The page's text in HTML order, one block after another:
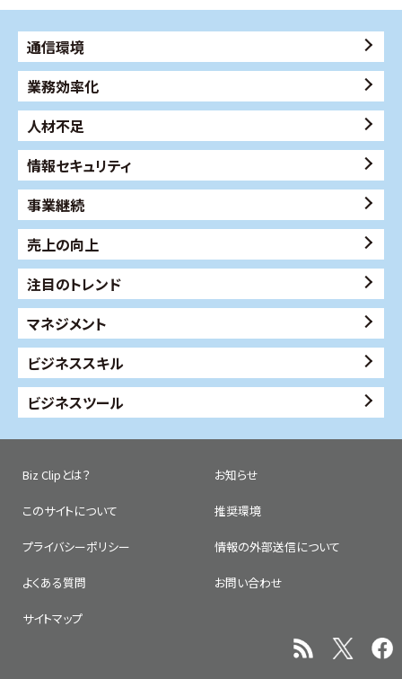
通信環境
業務効率化
人材不足
情報セキュリティ
事業継続
売上の向上
注目のトレンド
マネジメント
ビジネススキル
ビジネスツール
Biz Clipとは？ お知らせ
このサイトについて 推奨環境
プライバシーポリシー 情報の外部送信について
よくある質問 お問い合わせ
サイトマップ